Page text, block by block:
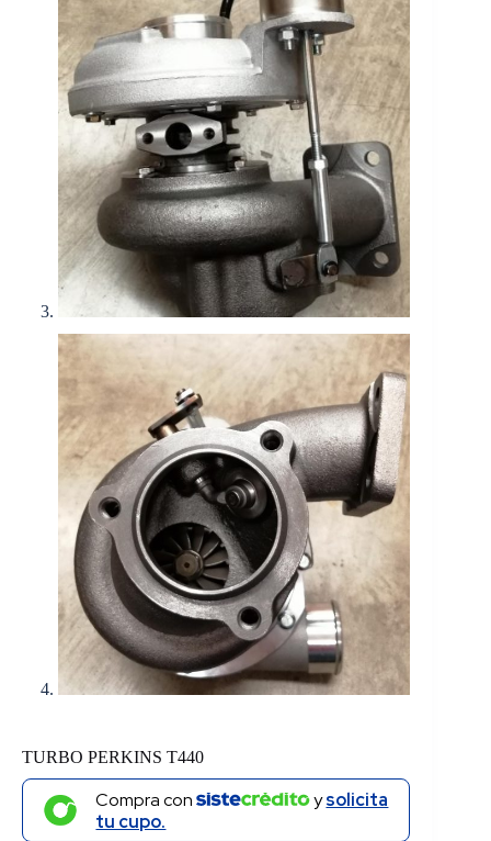
TURBO PERKINS T440
Compra con ysolicita
tu cupo.